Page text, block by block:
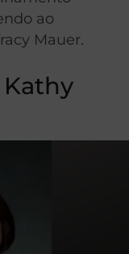
ao
Mauer.